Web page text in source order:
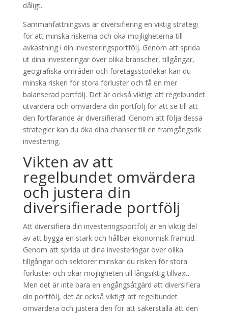
dåligt.
Sammanfattningsvis är diversifiering en viktig strategi
för att minska riskerna och öka möjligheterna till
avkastning i din investeringsportfölj. Genom att sprida
ut dina investeringar över olika branscher, tillgångar,
geografiska områden och företagsstorlekar kan du
minska risken för stora förluster och få en mer
balanserad portfölj. Det är också viktigt att regelbundet
utvärdera och omvärdera din portfölj för att se till att
den fortfarande är diversifierad. Genom att följa dessa
strategier kan du öka dina chanser till en framgångsrik
investering.
Vikten av att
regelbundet omvärdera
och justera din
diversifierade portfölj
Att diversifiera din investeringsportfölj är en viktig del
av att bygga en stark och hållbar ekonomisk framtid.
Genom att sprida ut dina investeringar över olika
tillgångar och sektorer minskar du risken för stora
förluster och ökar möjligheten till långsiktig tillväxt.
Men det är inte bara en engångsåtgärd att diversifiera
din portfölj, det är också viktigt att regelbundet
omvärdera och justera den för att säkerställa att den